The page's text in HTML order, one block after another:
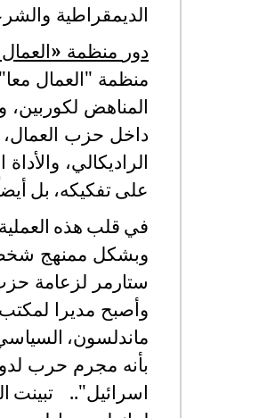
الديمقراطية
دور منظمة «العمال
منظمة "العمال
المناهض
داخل حزب العمال،
الراديكالي،
علىتفكيكه، بل
في قلب هذه
وبشكل ممنهج
وأصبح مديرا
ماندلسون،
اسرائيل".. تبينت